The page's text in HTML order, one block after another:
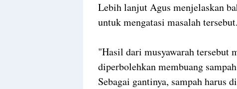
Lebih lanjut Agus menjelaskan
untuk mengatasi masalah tersebut.
"Hasil dari musyawarah tersebut
diperbolehkan membuang
Sebagai gantinya, sampah harus